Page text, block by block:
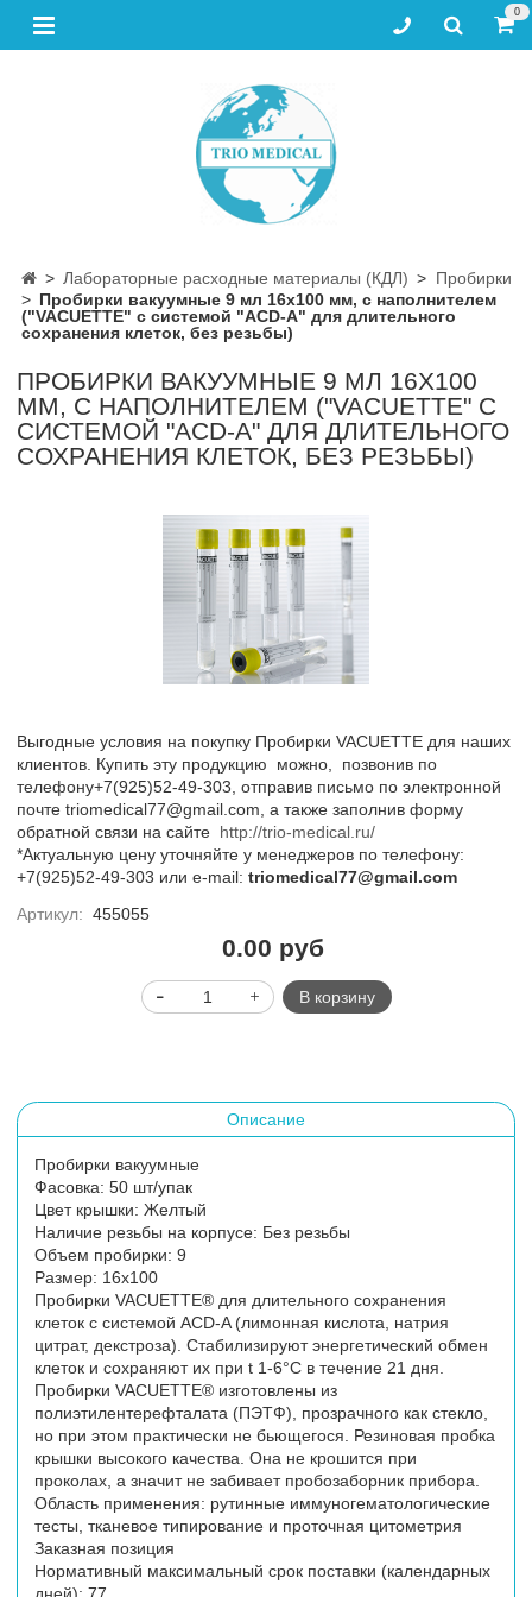
0
Лабораторные расходные материалы (КДЛ)
Пробирки
Пробирки вакуумные 9 мл 16х100 мм, с наполнителем
("VACUETTE" с системой "ACD-A" для длительного
сохранения клеток, без резьбы)
ПРОБИРКИ ВАКУУМНЫЕ 9 МЛ 16Х100
ММ, С НАПОЛНИТЕЛЕМ ("VACUETTE" С
СИСТЕМОЙ "ACD-A" ДЛЯ ДЛИТЕЛЬНОГО
СОХРАНЕНИЯ КЛЕТОК, БЕЗ РЕЗЬБЫ)
Выгодные условия на покупку Пробирки VACUETTE для наших
клиентов. Купить эту продукцию можно, позвонив по
телефону+7(925)52-49-303, отправив письмо по электронной
почте triomedical77@gmail.com, а также заполнив форму
обратной связи на сайте http://trio-medical.ru/
*Актуальную цену уточняйте у менеджеров по телефону:
+7(925)52-49-303 или e-mail: triomedical77@gmail.com
Артикул: 455055
0.00 руб
В корзину
Описание
Пробирки вакуумные
Фасовка: 50 шт/упак
Цвет крышки: Желтый
Наличие резьбы на корпусе: Без резьбы
Объем пробирки: 9
Размер: 16х100
Пробирки VACUETTE® для длительного сохранения
клеток с системой ACD-A (лимонная кислота, натрия
цитрат, декстроза). Стабилизируют энергетический обмен
клеток и сохраняют их при t 1-6°С в течение 21 дня.
Пробирки VACUETTE® изготовлены из
полиэтилентерефталата (ПЭТФ), прозрачного как стекло,
но при этом практически не бьющегося. Резиновая пробка
крышки высокого качества. Она не крошится при
проколах, а значит не забивает пробозаборник прибора.
Область применения: рутинные иммуногематологические
тесты, тканевое типирование и проточная цитометрия
Заказная позиция
Нормативный максимальный срок поставки (календарных